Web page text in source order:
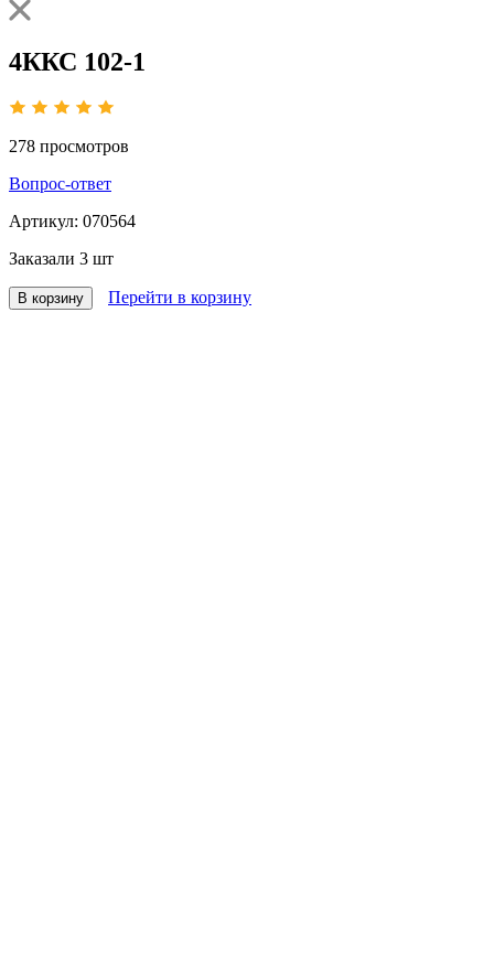
4ККС 102-1
278 просмотров
Вопрос-ответ
Артикул: 070564
Заказали 3 шт
В корзину Перейти в корзину